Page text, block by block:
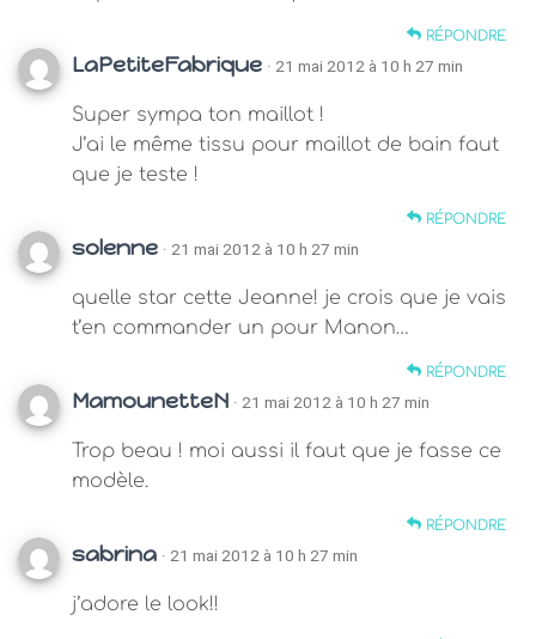
RÉPONDRE
LaPetiteFabrique · 21 mai 2012 à 10 h 27 min
Super sympa ton maillot !
J’ai le même tissu pour maillot de bain faut
que je teste !
RÉPONDRE
solenne · 21 mai 2012 à 10 h 27 min
quelle star cette Jeanne! je crois que je vais
t’en commander un pour Manon…
RÉPONDRE
MamounetteN · 21 mai 2012 à 10 h 27 min
Trop beau ! moi aussi il faut que je fasse ce
modèle.
RÉPONDRE
sabrina · 21 mai 2012 à 10 h 27 min
j’adore le look!!